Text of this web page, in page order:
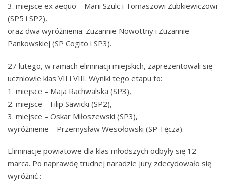
3. miejsce ex aequo – Marii Szulc i Tomaszowi Zubkiewiczowi
(SP5 i SP2),
oraz dwa wyróżnienia: Zuzannie Nowottny i Zuzannie
Pankowskiej (SP Cogito i SP3).
27 lutego, w ramach eliminacji miejskich, zaprezentowali się
uczniowie klas VII i VIII. Wyniki tego etapu to:
1. miejsce – Maja Rachwalska (SP3),
2. miejsce – Filip Sawicki (SP2),
3. miejsce – Oskar Miłoszewski (SP3),
wyróżnienie – Przemysław Wesołowski (SP Tęcza).
Eliminacje powiatowe dla klas młodszych odbyły się 12
marca. Po naprawdę trudnej naradzie jury zdecydowało się
wyróżnić :